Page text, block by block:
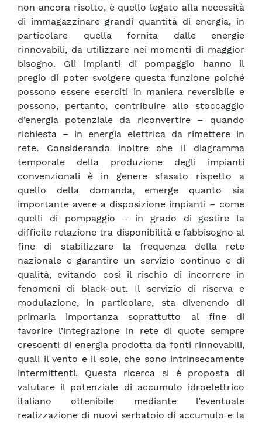
non ancora risolto, è quello legato alla necessità
di immagazzinare grandi quantità di energia, in
particolare quella fornita dalle energie
rinnovabili, da utilizzare nei momenti di maggior
bisogno. Gli impianti di pompaggio hanno il
pregio di poter svolgere questa funzione poiché
possono essere eserciti in maniera reversibile e
possono, pertanto, contribuire allo stoccaggio
d’energia potenziale da riconvertire – quando
richiesta – in energia elettrica da rimettere in
rete. Considerando inoltre che il diagramma
temporale della produzione degli impianti
convenzionali è in genere sfasato rispetto a
quello della domanda, emerge quanto sia
importante avere a disposizione impianti – come
quelli di pompaggio – in grado di gestire la
difficile relazione tra disponibilità e fabbisogno al
fine di stabilizzare la frequenza della rete
nazionale e garantire un servizio continuo e di
qualità, evitando così il rischio di incorrere in
fenomeni di black-out. Il servizio di riserva e
modulazione, in particolare, sta divenendo di
primaria importanza soprattutto al fine di
favorire l’integrazione in rete di quote sempre
crescenti di energia prodotta da fonti rinnovabili,
quali il vento e il sole, che sono intrinsecamente
intermittenti. Questa ricerca si è proposta di
valutare il potenziale di accumulo idroelettrico
italiano ottenibile mediante l’eventuale
realizzazione di nuovi serbatoio di accumulo e la